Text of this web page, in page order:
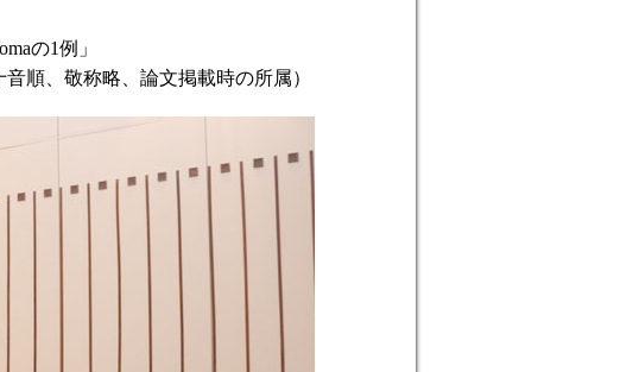
の1例」
音順、敬称略、論文掲載時の所属）